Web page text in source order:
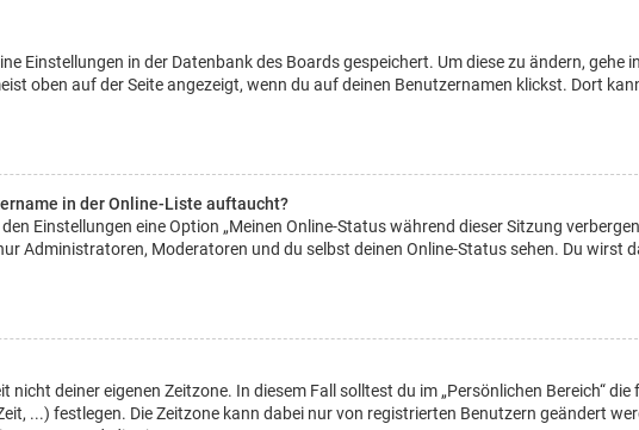
Einstellungen in der Datenbank des Boards gespeichert. Um diese zu ändern, gehe
oben auf der Seite angezeigt, wenn du auf deinen Benutzernamen klickst. Dort
in der Online-Liste auftaucht?
Einstellungen eine Option „Meinen Online-Status während dieser Sitzung
Administratoren, Moderatoren und du selbst deinen Online-Status sehen. Du wirst
deiner eigenen Zeitzone. In diesem Fall solltest du im „Persönlichen Bereich“ die
...) festlegen. Die Zeitzone kann dabei nur von registrierten Benutzern geändert